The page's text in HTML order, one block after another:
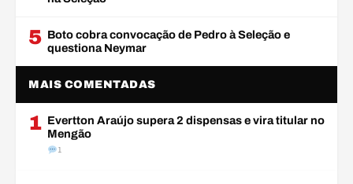
5 Boto cobra convocação de Pedro à Seleção e
questiona Neymar
MAIS COMENTADAS
1 Evertton Araújo supera 2 dispensas e vira titular no
Mengão
1